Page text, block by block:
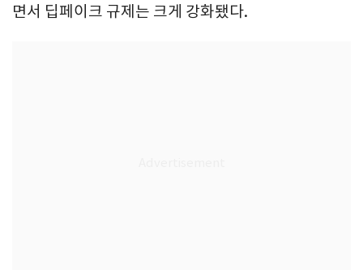
면서 딥페이크 규제는 크게 강화됐다.